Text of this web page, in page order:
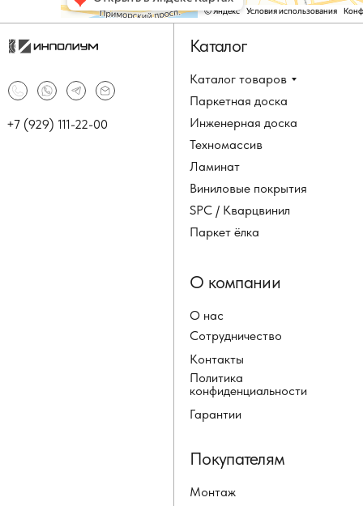
Каталог товаров
Паркетная доска
Инженерная доска
Техномассив
+7 (929) 111-22-00
Каталог
Ламинат
Виниловые покрытия
SPC / Кварцвинил
Паркет ёлка
О нас
Сотрудничество
Контакты
Политика
конфиденциальности
О компании
Монтаж
Покупателям
Гарантии